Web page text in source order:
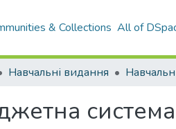
& Collections All of
Навчальні видання